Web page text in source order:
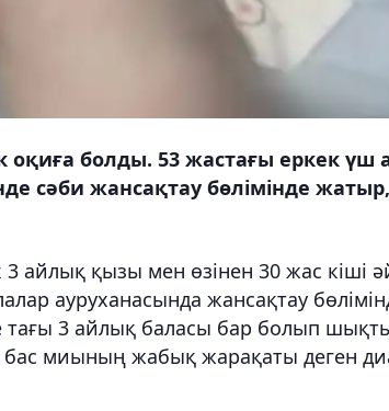
оқиға болды. 53 жастағы еркек
сәби жансақтау бөлімінде
айлық қызы мен өзінен 30 жас кіші
ауруханасында жансақтау
3 айлық баласы бар болып
миының жабық жарақаты деген